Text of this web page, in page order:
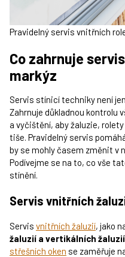
Pravidelný servis vnitřních
Co zahrnuje
markýz
Servis stínicí techniky není
Zahrnuje důkladnou kontrolu
a vyčištění, aby žaluzie,
tiše. Pravidelný servis
by se mohly časem změnit v
Podívejme se na to, co vše
stínění.
Servis vnitřních
Servis vnitřních žaluzií, jako
žaluzií a vertikálních žaluzií
střešních oken se zaměřuje